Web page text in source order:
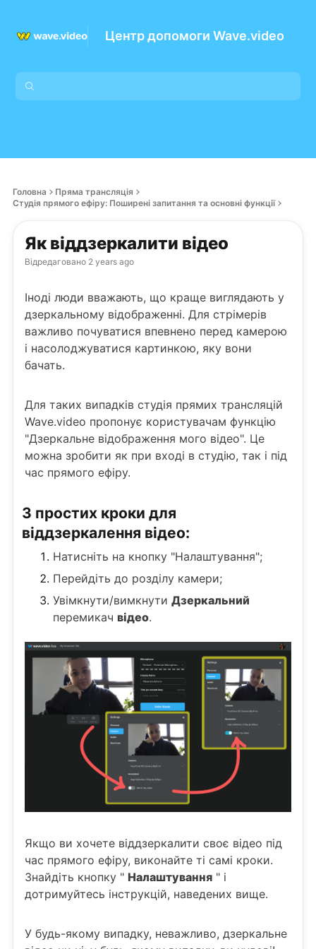
Центр допомоги Wave.video
Головна
Пряма трансляція
Студія прямого ефіру: Поширені запитання та основні функції
Як віддзеркалити відео
Відредаговано 2 years ago
Іноді люди вважають, що краще виглядають у
дзеркальному відображенні. Для стрімерів
важливо почуватися впевнено перед камерою
і насолоджуватися картинкою, яку вони
бачать.
Для таких випадків студія прямих трансляцій
Wave.video пропонує користувачам функцію
"Дзеркальне відображення мого відео". Це
можна зробити як при вході в студію, так і під
час прямого ефіру.
3 простих кроки для
віддзеркалення відео:
Натисніть на кнопку "Налаштування";
Перейдіть до розділу камери;
Увімкнути/вимкнути Дзеркальний
перемикач відео.
Якщо ви хочете віддзеркалити своє відео під
час прямого ефіру, виконайте ті самі кроки.
Знайдіть кнопку " Налаштування " і
дотримуйтесь інструкцій, наведених вище.
У будь-якому випадку, неважливо, дзеркальне